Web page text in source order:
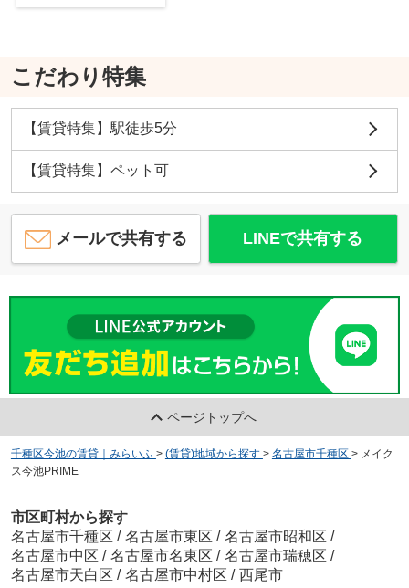
こだわり特集
【賃貸特集】駅徒歩5分
【賃貸特集】ペット可
メールで共有する LINEで共有する
ページトップへ
千種区今池の賃貸｜みらいふ > (賃貸)地域から探す > 名古屋市千種区 > メイク
ス今池PRIME
市区町村から探す
名古屋市千種区 / 名古屋市東区 / 名古屋市昭和区 /
名古屋市中区 / 名古屋市名東区 / 名古屋市瑞穂区 /
名古屋市天白区 / 名古屋市中村区 / 西尾市